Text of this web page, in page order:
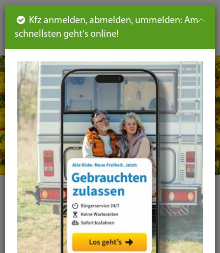
DE
Kategorie
Alle Kategorien Amtsblatt
Arbeit / Gewerbe / Jobcenter
Seiteninhalt
Hauptnavigation
Seitennavigation
leichte
Sprache
Kfz anmelden, abmelden, ummelden: Am
schnellsten geht's online!